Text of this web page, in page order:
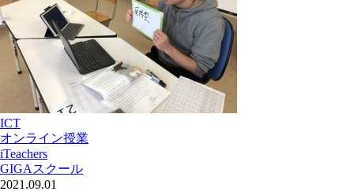
ICT
オンライン授業
iTeachers
GIGAスクール
2021.09.01